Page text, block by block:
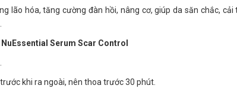
lão hóa, tăng cường đàn hồi, nâng cơ, giúp da săn chắc, cải
Serum Scar Control
khi ra ngoài, nên thoa trước 30 phút.